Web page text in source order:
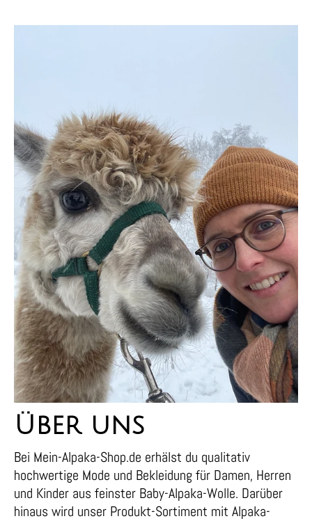
Über uns
Bei Mein-Alpaka-Shop.de erhälst du qualitativ
hochwertige Mode und Bekleidung für Damen, Herren
und Kinder aus feinster Baby-Alpaka-Wolle. Darüber
hinaus wird unser Produkt-Sortiment mit Alpaka-